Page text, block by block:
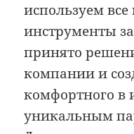
используем
инструменты
принято
компании и
комфортного в
уникальным